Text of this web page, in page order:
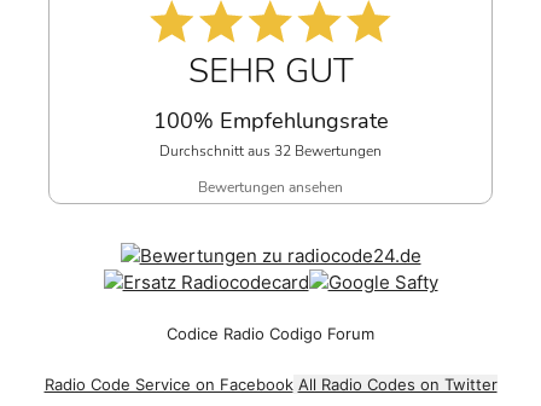
SEHR GUT
100% Empfehlungsrate
Durchschnitt aus 32 Bewertungen
Bewertungen ansehen
Codice Radio Codigo Forum
Radio Code Service on Facebook All Radio Codes on Twitter